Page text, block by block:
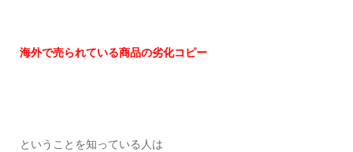
海外で売られている商品の劣化コピー
ということを知っている人は